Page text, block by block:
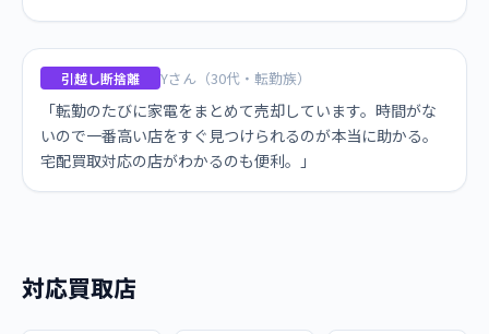
引越し断捨離 Yさん（30代・転勤族）
「転勤のたびに家電をまとめて売却しています。時間がな
いので一番高い店をすぐ見つけられるのが本当に助かる。
宅配買取対応の店がわかるのも便利。」
対応買取店